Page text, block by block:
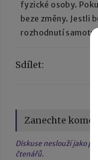
fyzické osoby.
beze změny. Jestli
rozhodnutí
Sdílet:
Zanechte
Diskuse neslouží jako
čtenářů.